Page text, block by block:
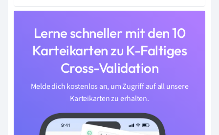
Lerne schneller mit den 10
Karteikarten zu K-Faltiges
Cross-Validation
Melde dich kostenlos an, um Zugriff auf all unsere
Karteikarten zu erhalten.